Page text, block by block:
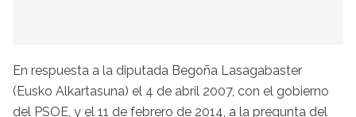
En respuesta a la diputada Begoña Lasagabaster
(Eusko Alkartasuna) el 4 de abril 2007, con el gobierno
del PSOE, y el 11 de febrero de 2014, a la pregunta del